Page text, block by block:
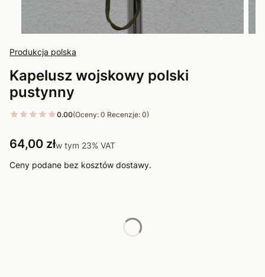
Produkcja polska
Kapelusz wojskowy polski
pustynny
0.00(Oceny: 0 Recenzje: 0)
Cena
64,00 złw tym 23% VAT
w tym 23% VAT
Ceny podane bez kosztów dostawy.